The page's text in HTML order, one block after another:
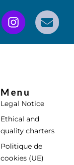
Menu
Legal Notice
Ethical and
quality charters
Politique de
cookies (UE)